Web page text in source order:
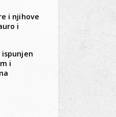
i njihove
i
ispunjen
i